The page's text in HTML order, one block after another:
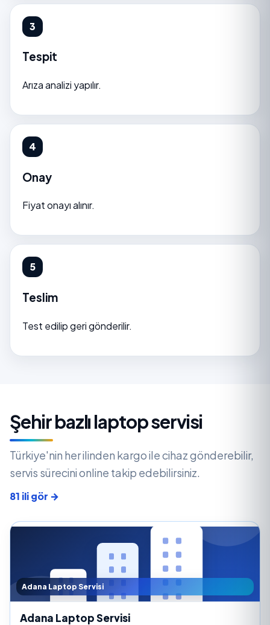
Tespit
Arıza analizi yapılır.
Onay
Fiyat onayı alınır.
Teslim
Test edilip geri gönderilir.
Şehir bazlı laptop servisi
Türkiye'nin her ilinden kargo ile cihaz gönderebilir,
servis sürecini online takip edebilirsiniz.
81 ili gör →
Adana Laptop Servisi
Adana Laptop Servisi